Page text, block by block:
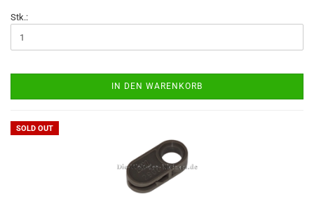
Stk.:
IN DEN WARENKORB
SOLD OUT